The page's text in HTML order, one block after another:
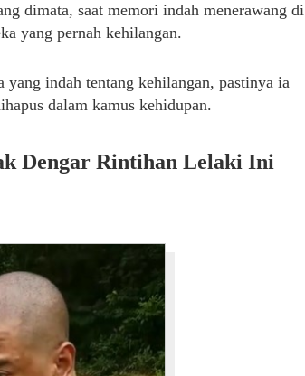
dimata, saat memori indah menerawang di
yang pernah kehilangan.
indah tentang kehilangan, pastinya ia
dalam kamus kehidupan.
Dengar Rintihan Lelaki Ini